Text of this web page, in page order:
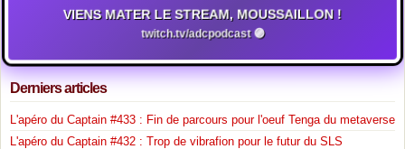
VIENS MATER LE STREAM, MOUSSAILLON !
twitch.tv/adcpodcast 🟣
Derniers articles
L'apéro du Captain #433 : Fin de parcours pour l'oeuf Tenga du metaverse
L'apéro du Captain #432 : Trop de vibrafion pour le futur du SLS